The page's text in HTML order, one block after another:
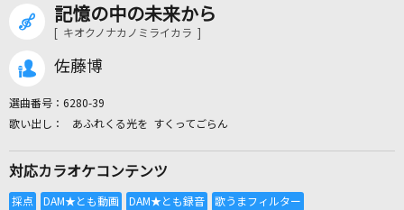
カラオケ検索
全国りれき
記憶の中の未来から
[ キオクノナカノミライカラ ]
佐藤博
選曲番号： 6280-39
あふれくる光を すくってごらん
対応カラオケコンテンツ